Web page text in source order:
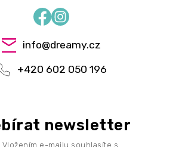
FacebookInstagram
info@dreamy.cz
+420 602 050 196
newsletter
Vložením e-mailu souhlasíte s